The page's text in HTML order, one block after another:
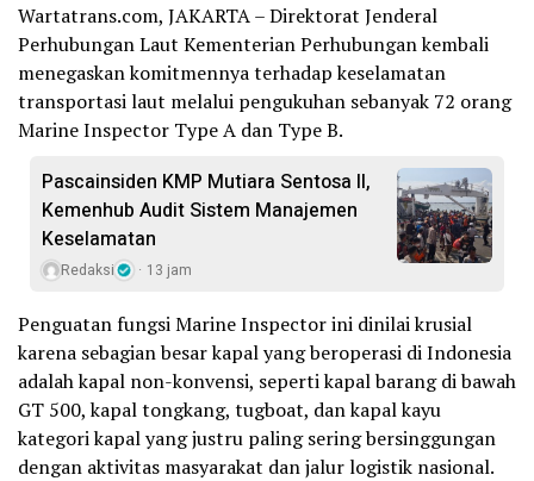
Wartatrans.com, JAKARTA – Direktorat Jenderal
Perhubungan Laut Kementerian Perhubungan kembali
menegaskan komitmennya terhadap keselamatan
transportasi laut melalui pengukuhan sebanyak 72 orang
Marine Inspector Type A dan Type B.
Pascainsiden KMP Mutiara Sentosa II,
Kemenhub Audit Sistem Manajemen
Keselamatan
Redaksi 13 jam
Penguatan fungsi Marine Inspector ini dinilai krusial
karena sebagian besar kapal yang beroperasi di Indonesia
adalah kapal non-konvensi, seperti kapal barang di bawah
GT 500, kapal tongkang, tugboat, dan kapal kayu
kategori kapal yang justru paling sering bersinggungan
dengan aktivitas masyarakat dan jalur logistik nasional.